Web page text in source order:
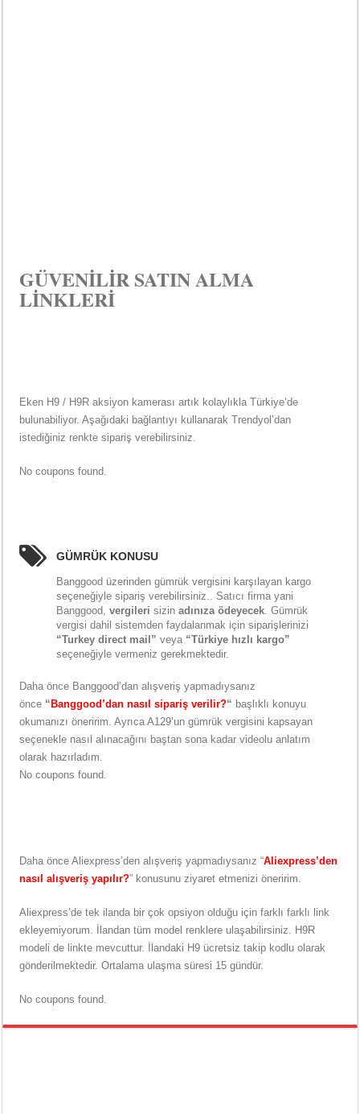
GÜVENİLİR SATIN ALMA
LİNKLERİ
Eken H9 / H9R aksiyon kamerası artık kolaylıkla Türkiye’de
bulunabiliyor. Aşağıdaki bağlantıyı kullanarak Trendyol’dan
istediğiniz renkte sipariş verebilirsiniz.
No coupons found.
GÜMRÜK KONUSU
Banggood üzerinden gümrük vergisini karşılayan kargo
seçeneğiyle sipariş verebilirsiniz.. Satıcı firma yani
Banggood,vergileri sizinadınıza ödeyecek. Gümrük
vergisi dahil sistemden faydalanmak için siparişlerinizi
“Turkey direct mail” veya “Türkiye hızlı kargo”
seçeneğiyle vermeniz gerekmektedir.
Daha önce Banggood’dan alışveriş yapmadıysanız
önce “Banggood’dan nasıl sipariş verilir?“ başlıklı konuyu
okumanızı öneririm. Ayrıca A129’un gümrük vergisini kapsayan
seçenekle nasıl alınacağını baştan sona kadar videolu anlatım
olarak hazırladım.
No coupons found.
Daha önce Aliexpress’den alışveriş yapmadıysanız “Aliexpress’den
nasıl alışveriş yapılır?” konusunu ziyaret etmenizi öneririm.
Aliexpress’de tek ilanda bir çok opsiyon olduğu için farklı farklı link
ekleyemiyorum. İlandan tüm model renklere ulaşabilirsiniz. H9R
modeli de linkte mevcuttur. İlandaki H9 ücretsiz takip kodlu olarak
gönderilmektedir. Ortalama ulaşma süresi 15 gündür.
No coupons found.